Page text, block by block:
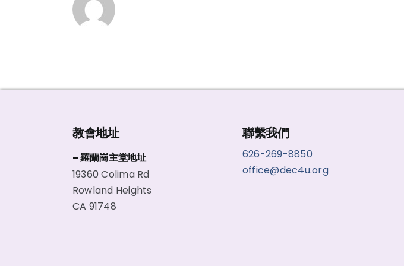
教會地址
– 羅蘭崗主堂地址
19360 Colima Rd
Rowland Heights
CA 91748
聯繫我們
626-269-8850
office@dec4u.org